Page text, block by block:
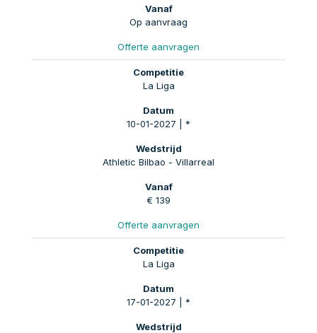
Op aanvraag
Offerte aanvragen
La Liga
10-01-2027 | *
Athletic Bilbao - Villarreal
€ 139
Offerte aanvragen
La Liga
17-01-2027 | *